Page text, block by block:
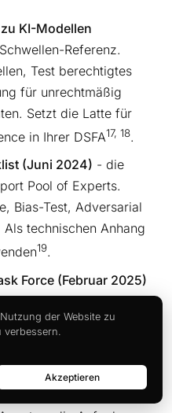
KI-Modellen
Referenz.
Test berechtigtes
für unrechtmäßig
Setzt die Latte für
in Ihrer DSFA17, 18.
(Juni 2024) - die
Pool of Experts.
Bias-Test, Adversarial
technischen Anhang
19.
Force (Februar 2025)
Koordiniert DPA-
EU-weit, mit Quick-
Fälle
AI Orientations
der Website zu
verbessern.
Akzeptieren